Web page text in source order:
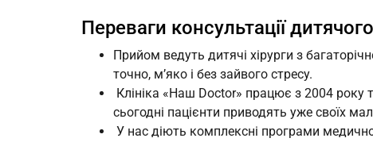
Переваги консультації
Прийом ведуть дитячі хірурги з
точно, м’яко і без зайвого стресу.
Клініка «Наш Doctor» працює з 2004 року
сьогодні пацієнти приводять уже своїх
У нас діють комплексні програми